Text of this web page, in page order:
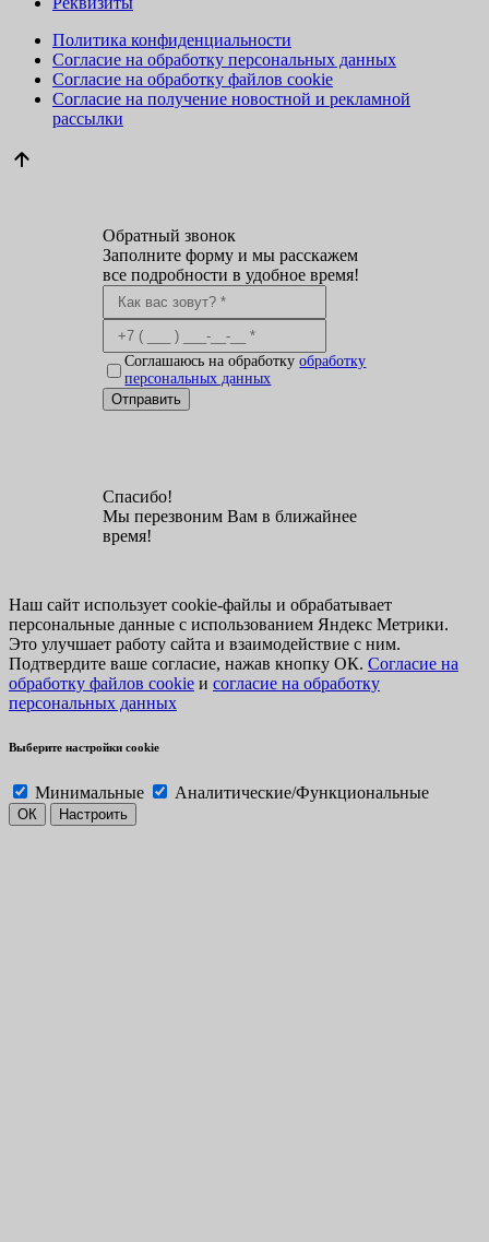
Политика конфиденциальности
Согласие на обработку персональных данных
Согласие на обработку файлов cookie
Согласие на получение новостной и рекламной
рассылки
Обратный звонок
Заполните форму и мы расскажем
все подробности в удобное время!
Соглашаюсь на обработкуобработку
персональных данных
Отправить
Спасибо!
Мы перезвоним Вам в ближайнее
время!
Наш сайт использует cookie-файлы и обрабатывает
персональные данные с использованием Яндекс Метрики.
Это улучшает работу сайта и взаимодействие с ним.
Подтвердите ваше согласие, нажав кнопку ОК. Согласие на
обработку файлов cookie и согласие на обработку
персональных данных
Выберите настройки cookie
Минимальные Аналитические/Функциональные
ОК Настроить